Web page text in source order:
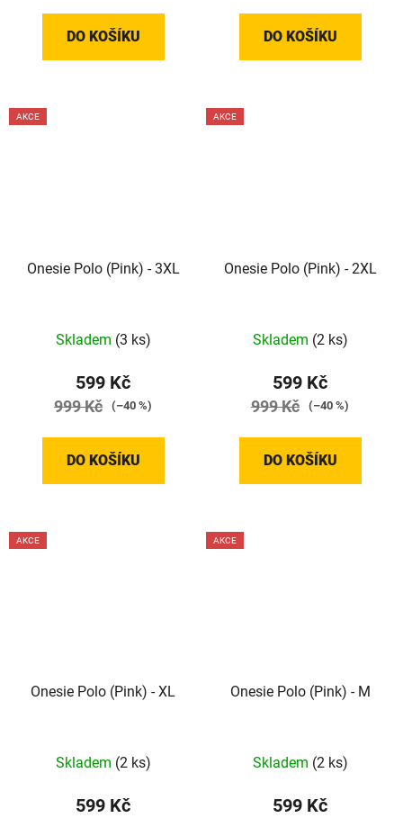
DO KOŠÍKU DO KOŠÍKU
AKCE
Onesie Polo (Pink) - 3XL
Skladem (3 ks)
599 Kč
999 Kč (–40 %)
DO KOŠÍKU
AKCE
Onesie Polo (Pink) - 2XL
Skladem (2 ks)
599 Kč
999 Kč (–40 %)
DO KOŠÍKU
AKCE
Onesie Polo (Pink) - XL
Skladem (2 ks)
599 Kč
AKCE
Onesie Polo (Pink) - M
Skladem (2 ks)
599 Kč